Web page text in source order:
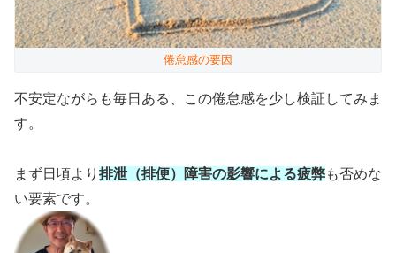
倦怠感の要因
不安定ながらも毎日ある、この倦怠感を少し検証してみま
す。
まず日頃より 排泄（排便）障害の影響による疲弊も否めな
い要素です。